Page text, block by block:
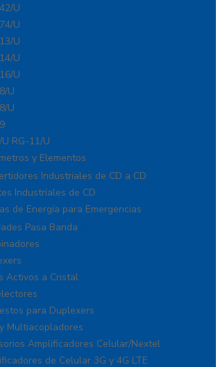
U
U
U
U
U
U
U
RG-11/U
y Elementos
Industriales de CD a CD
Industriales de CD
de Energía para Emergencias
Sistemas en RF
Pasa Banda
Activos a Cristal
para Duplexers
Multiacopladores
Amplificadores Celular/Nextel
de Celular 3G y 4G LTE